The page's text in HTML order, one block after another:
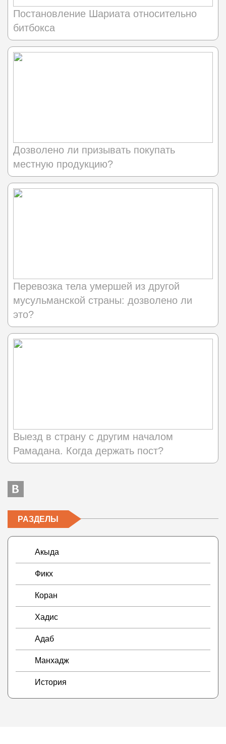
Постановление Шариата относительно
битбокса
Дозволено ли призывать покупать
местную продукцию?
Перевозка тела умершей из другой
мусульманской страны: дозволено ли
это?
Выезд в страну с другим началом
Рамадана. Когда держать пост?
РАЗДЕЛЫ
Акыда
Фикх
Коран
Хадис
Адаб
Манхадж
История